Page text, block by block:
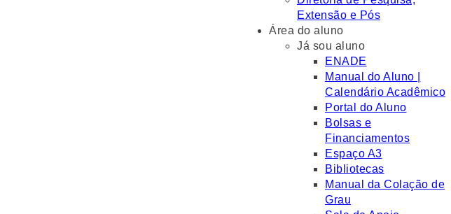
Extensão e Pós
Área do aluno
Já sou aluno
ENADE
Manual do Aluno |
Calendário Acadêmico
Portal do Aluno
Bolsas e
Financiamentos
Espaço A3
Bibliotecas
Manual da Colação de
Grau